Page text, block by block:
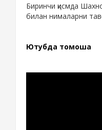
Биринчи қисмда
билан нималарни
Ютубда томоша